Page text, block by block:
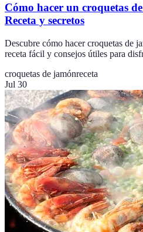
Cómo hacer un croquetas
Receta y secretos
Descubre cómo hacer croquetas de
receta fácil y consejos útiles para
croquetas de jamónreceta
Jul 30